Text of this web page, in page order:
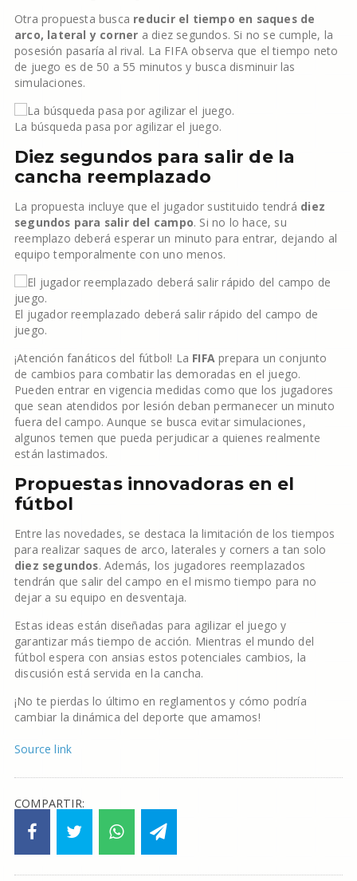
Otra propuesta busca reducir el tiempo en saques de
arco, lateral y corner a diez segundos. Si no se cumple, la
posesión pasaría al rival. La FIFA observa que el tiempo neto
de juego es de 50 a 55 minutos y busca disminuir las
simulaciones.
La búsqueda pasa por agilizar el juego.
Diez segundos para salir de la
cancha reemplazado
La propuesta incluye que el jugador sustituido tendrá diez
segundos para salir del campo. Si no lo hace, su
reemplazo deberá esperar un minuto para entrar, dejando al
equipo temporalmente con uno menos.
El jugador reemplazado deberá salir rápido del campo de
juego.
¡Atención fanáticos del fútbol! La FIFA prepara un conjunto
de cambios para combatir las demoradas en el juego.
Pueden entrar en vigencia medidas como que los jugadores
que sean atendidos por lesión deban permanecer un minuto
fuera del campo. Aunque se busca evitar simulaciones,
algunos temen que pueda perjudicar a quienes realmente
están lastimados.
Propuestas innovadoras en el
fútbol
Entre las novedades, se destaca la limitación de los tiempos
para realizar saques de arco, laterales y corners a tan solo
diez segundos. Además, los jugadores reemplazados
tendrán que salir del campo en el mismo tiempo para no
dejar a su equipo en desventaja.
Estas ideas están diseñadas para agilizar el juego y
garantizar más tiempo de acción. Mientras el mundo del
fútbol espera con ansias estos potenciales cambios, la
discusión está servida en la cancha.
¡No te pierdas lo último en reglamentos y cómo podría
cambiar la dinámica del deporte que amamos!
Source link
COMPARTIR: